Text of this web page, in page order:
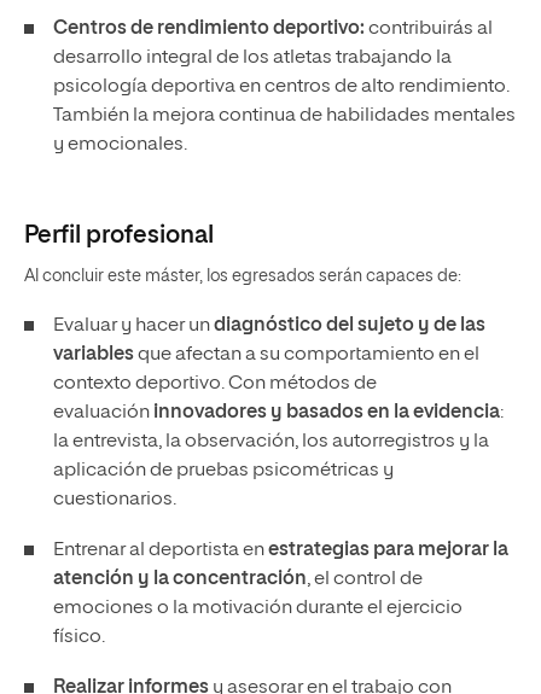
Centros de rendimiento deportivo: contribuirás al
desarrollo integral de los atletas trabajando la
psicología deportiva en centros de alto rendimiento.
También la mejora continua de habilidades mentales
y emocionales.
Perfil profesional
Al concluir este máster, los egresados serán capaces de:
Evaluar y hacer undiagnóstico del sujeto y de las
variablesque afectan a su comportamiento en el
contexto deportivo. Con métodos de
evaluación innovadores y basados en la evidencia:
la entrevista, la observación, los autorregistros y la
aplicación de pruebas psicométricas y
cuestionarios.
Entrenar al deportista enestrategias para mejorar la
atención y la concentración, el control de
emociones o la motivación durante el ejercicio
físico.
Realizar informes y asesorar en el trabajo con